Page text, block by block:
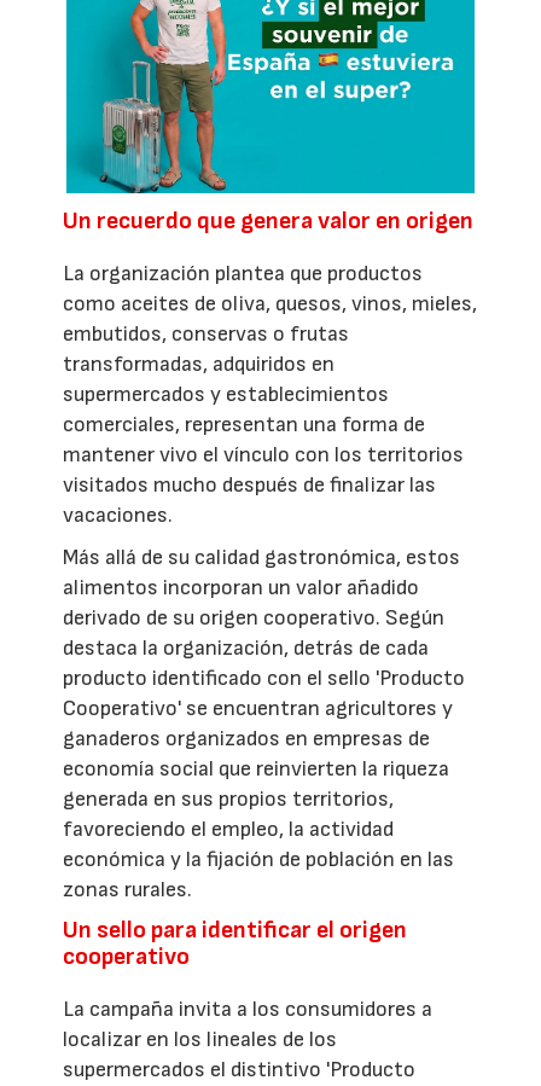
Un recuerdo que genera valor en origen
La organización plantea que productos
como aceites de oliva, quesos, vinos, mieles,
embutidos, conservas o frutas
transformadas, adquiridos en
supermercados y establecimientos
comerciales, representan una forma de
mantener vivo el vínculo con los territorios
visitados mucho después de finalizar las
vacaciones.
Más allá de su calidad gastronómica, estos
alimentos incorporan un valor añadido
derivado de su origen cooperativo. Según
destaca la organización, detrás de cada
producto identificado con el sello 'Producto
Cooperativo' se encuentran agricultores y
ganaderos organizados en empresas de
economía social que reinvierten la riqueza
generada en sus propios territorios,
favoreciendo el empleo, la actividad
económica y la fijación de población en las
zonas rurales.
Un sello para identificar el origen
cooperativo
La campaña invita a los consumidores a
localizar en los lineales de los
supermercados el distintivo 'Producto